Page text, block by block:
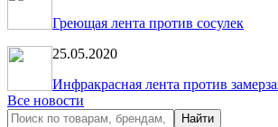
Греющая лента против сосулек
25.05.2020
Инфракрасная лента против
Все новости